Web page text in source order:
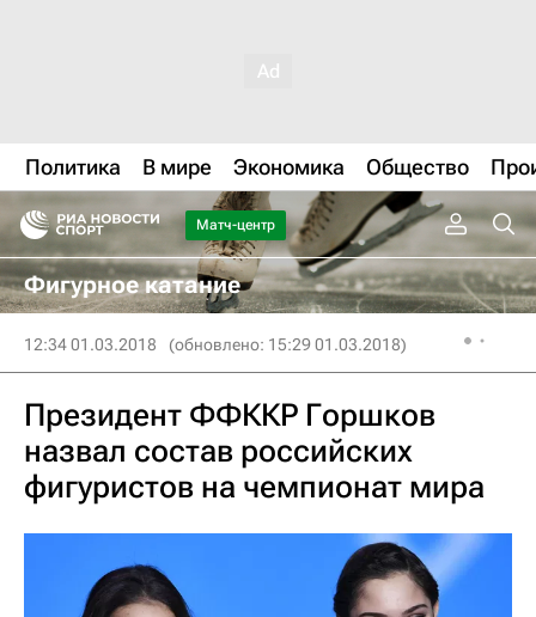
Политика В мире Экономика Общество
Матч-центр
Фигурное катание
12:34 01.03.2018 (обновлено: 15:29 01.03.2018)
Президент ФФККР Горшков
назвал состав российских
фигуристов на чемпионат мира